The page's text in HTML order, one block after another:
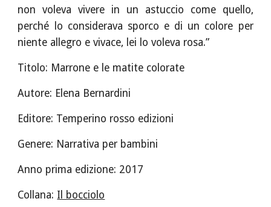
non voleva vivere in un astuccio come quello,
perché lo considerava sporco e di un colore per
niente allegro e vivace, lei lo voleva rosa.”
Titolo: Marrone e le matite colorate
Autore: Elena Bernardini
Editore: Temperino rosso edizioni
Genere: Narrativa per bambini
Anno prima edizione: 2017
Collana: Il bocciolo